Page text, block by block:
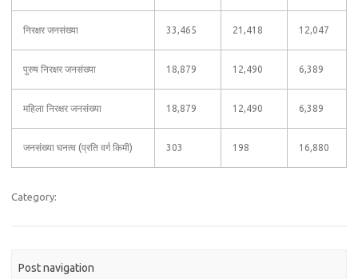
निरक्षर जनसंख्या 33,465 21,418 12,047
पुरुष निरक्षर जनसंख्या 18,879 12,490 6,389
महिला निरक्षर जनसंख्या 18,879 12,490 6,389
जनसंख्या घनत्व (प्रति वर्ग किमी) 303 198 16,880
Category:
Post navigation